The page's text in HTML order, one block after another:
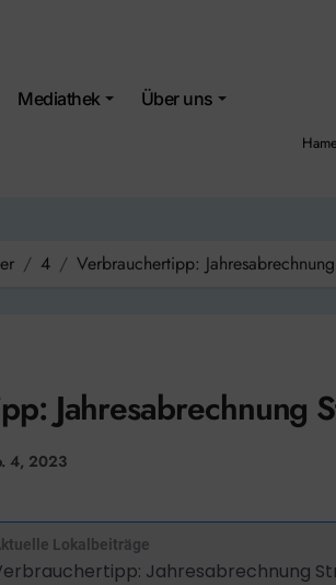
Mediathek Über uns
4 Verbrauchertipp:
Jahresabrechnung
4, 2023
Lokalbeiträge
Jahresabrechnung